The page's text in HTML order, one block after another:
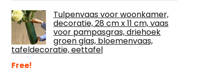
Tulpenvaas voor woonkamer,
decoratie, 28 cm x 11 cm, vaas
voor pampasgras, driehoek
groen glas, bloemenvaas,
tafeldecoratie, eettafel
Free!